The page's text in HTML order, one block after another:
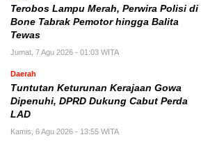
Terobos Lampu Merah, Perwira Polisi di
Bone Tabrak Pemotor hingga Balita
Tewas
Jumat, 7 Agu 2026 - 01:03 WITA
Daerah
Tuntutan Keturunan Kerajaan Gowa
Dipenuhi, DPRD Dukung Cabut Perda
LAD
Kamis, 6 Agu 2026 - 13:55 WITA